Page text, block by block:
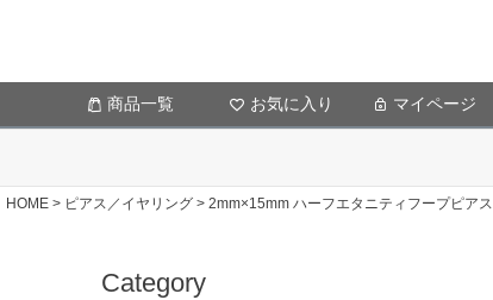
商品一覧 お気に入り マイページ
HOME ピアス／イヤリング 2mm×15mm ハーフエタニティフープピアス
Category